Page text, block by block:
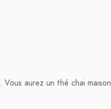
aurez un thé chai maison